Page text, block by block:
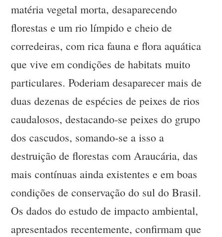
matéria vegetal morta, desaparecendo
florestas e um rio límpido e cheio de
corredeiras, com rica fauna e flora aquática
que vive em condições de habitats muito
particulares. Poderiam desaparecer mais de
duas dezenas de espécies de peixes de rios
caudalosos, destacando-se peixes do grupo
dos cascudos, somando-se a isso a
destruição de florestas com Araucária, das
mais contínuas ainda existentes e em boas
condições de conservação do sul do Brasil.
Os dados do estudo de impacto ambiental,
apresentados recentemente, confirmam que